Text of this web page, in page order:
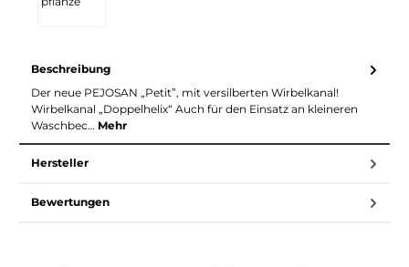
Beschreibung
Der neue PEJOSAN „Petit”, mit versilberten Wirbelkanal!
Wirbelkanal „Doppelhelix“ Auch für den Einsatz an kleineren
Waschbec… Mehr
Hersteller
Bewertungen